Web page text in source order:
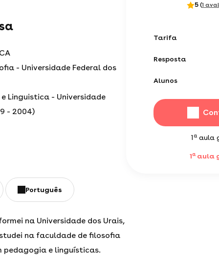
5(1
Tarifa
Resposta
Alunos
1 a aula
1aaula
- Universidade Federal dos
Linguistica - Universidade
- 2004)
Português
na Universidade dos Urais,
na faculdade de filosofia
pedagogia e linguísticas.